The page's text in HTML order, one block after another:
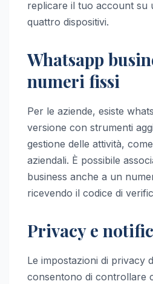
replicare il tuo account su
quattro dispositivi.
Whatsapp
numeri fissi
Per le aziende, esiste
versione con strumenti
gestione delle attività,
aziendali. È possibile
business anche a un
ricevendo il codice di
Privacy e
Le impostazioni di privacy
consentono di controllare